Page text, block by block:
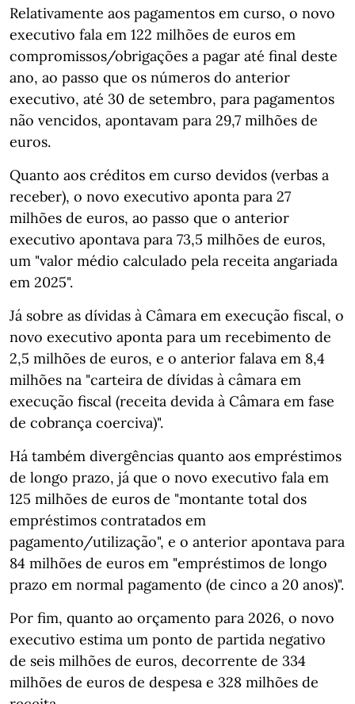
Relativamente aos pagamentos em curso, o novo
executivo fala em 122 milhões de euros em
compromissos/obrigações a pagar até final deste
ano, ao passo que os números do anterior
executivo, até 30 de setembro, para pagamentos
não vencidos, apontavam para 29,7 milhões de
euros.
Quanto aos créditos em curso devidos (verbas a
receber), o novo executivo aponta para 27
milhões de euros, ao passo que o anterior
executivo apontava para 73,5 milhões de euros,
um "valor médio calculado pela receita angariada
em 2025".
Já sobre as dívidas à Câmara em execução fiscal, o
novo executivo aponta para um recebimento de
2,5 milhões de euros, e o anterior falava em 8,4
milhões na "carteira de dívidas à câmara em
execução fiscal (receita devida à Câmara em fase
de cobrança coerciva)".
Há também divergências quanto aos empréstimos
de longo prazo, já que o novo executivo fala em
125 milhões de euros de "montante total dos
empréstimos contratados em
pagamento/utilização", e o anterior apontava para
84 milhões de euros em "empréstimos de longo
prazo em normal pagamento (de cinco a 20 anos)".
Por fim, quanto ao orçamento para 2026, o novo
executivo estima um ponto de partida negativo
de seis milhões de euros, decorrente de 334
milhões de euros de despesa e 328 milhões de